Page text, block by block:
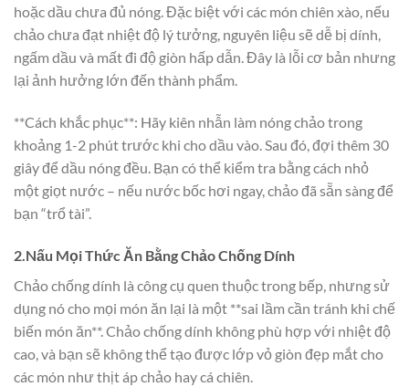
hoặc dầu chưa đủ nóng. Đặc biệt với các món chiên xào, nếu
chảo chưa đạt nhiệt độ lý tưởng, nguyên liệu sẽ dễ bị dính,
ngấm dầu và mất đi độ giòn hấp dẫn. Đây là lỗi cơ bản nhưng
lại ảnh hưởng lớn đến thành phẩm.
**Cách khắc phục**: Hãy kiên nhẫn làm nóng chảo trong
khoảng 1-2 phút trước khi cho dầu vào. Sau đó, đợi thêm 30
giây để dầu nóng đều. Bạn có thể kiểm tra bằng cách nhỏ
một giọt nước – nếu nước bốc hơi ngay, chảo đã sẵn sàng để
bạn “trổ tài”.
2.Nấu Mọi Thức Ăn Bằng Chảo Chống Dính
Chảo chống dính là công cụ quen thuộc trong bếp, nhưng sử
dụng nó cho mọi món ăn lại là một **sai lầm cần tránh khi chế
biến món ăn**. Chảo chống dính không phù hợp với nhiệt độ
cao, và bạn sẽ không thể tạo được lớp vỏ giòn đẹp mắt cho
các món như thịt áp chảo hay cá chiên.